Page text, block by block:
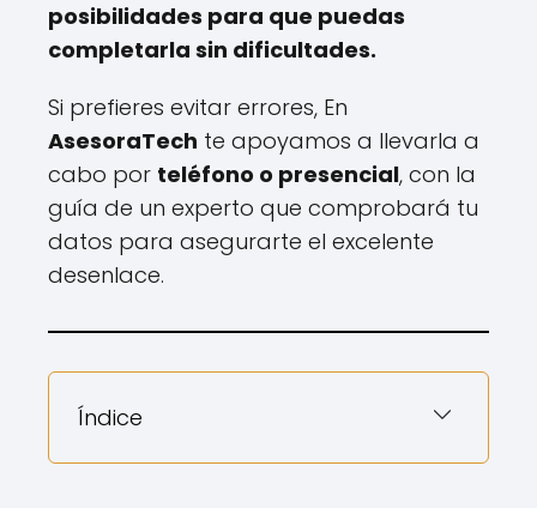
posibilidades para que puedas
completarla sin dificultades.
Si prefieres evitar errores, En
AsesoraTech te apoyamos a llevarla a
cabo por teléfono o presencial, con la
guía de un experto que comprobará tu
datos para asegurarte el excelente
desenlace.
Índice